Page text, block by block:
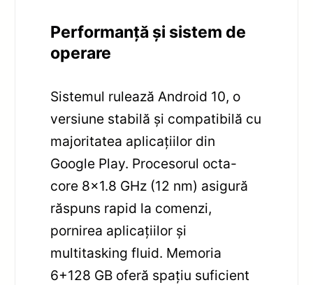
Performanță și sistem de
operare
Sistemul rulează Android 10, o
versiune stabilă și compatibilă cu
majoritatea aplicațiilor din
Google Play. Procesorul octa-
core 8×1.8 GHz (12 nm) asigură
răspuns rapid la comenzi,
pornirea aplicațiilor și
multitasking fluid. Memoria
6+128 GB oferă spațiu suficient